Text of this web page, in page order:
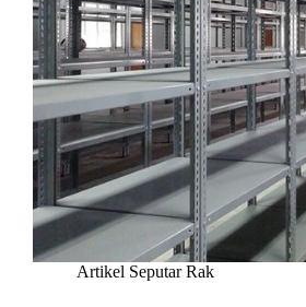
Artikel Seputar Rak